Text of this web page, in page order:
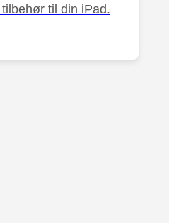
til din iPad.